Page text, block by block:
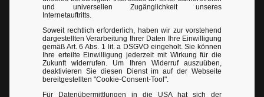
und universellen Zugänglichkeit unseres
Internetauftritts.
Soweit rechtlich erforderlich, haben wir zur vorstehend
dargestellten Verarbeitung Ihrer Daten Ihre Einwilligung
gemäß Art. 6 Abs. 1 lit. a DSGVO eingeholt. Sie können
Ihre erteilte Einwilligung jederzeit mit Wirkung für die
Zukunft widerrufen. Um Ihren Widerruf auszuüben,
deaktivieren Sie diesen Dienst im auf der Webseite
bereitgestellten "Cookie-Consent-Tool".
Für Datenübermittlungen in die USA hat sich der